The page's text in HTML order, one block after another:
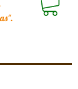
".